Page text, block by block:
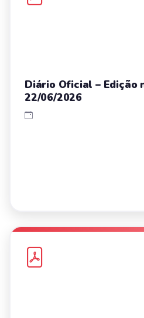
Diário Oficial – Edição
22/06/2026